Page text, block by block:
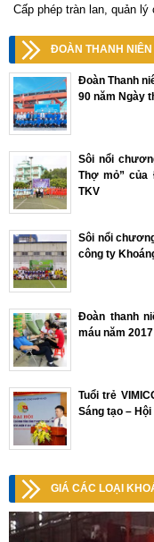
Cấp phép tràn lan, quản lý
ĐOÀN THANH NIÊN
Đoàn Thanh
90 năm Ngày
Sôi nổi
Thợ mỏ” của
TKV
Sôi nổi
công ty
Đoàn thanh
máu năm 2017
Tuổi trẻ
Sáng tạo –
GIÁ CÁC LOẠI